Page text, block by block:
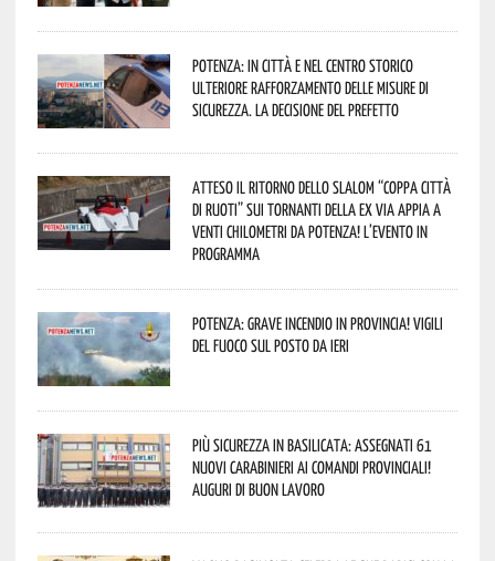
Potenza: in città e nel centro storico
ulteriore rafforzamento delle misure di
sicurezza. La decisione del Prefetto
Atteso il ritorno dello slalom “Coppa Città
di Ruoti” sui tornanti della ex via Appia a
venti chilometri da Potenza! L’evento in
programma
Potenza: grave incendio in Provincia! Vigili
del fuoco sul posto da ieri
Più sicurezza in Basilicata: assegnati 61
nuovi Carabinieri ai Comandi provinciali!
Auguri di buon lavoro